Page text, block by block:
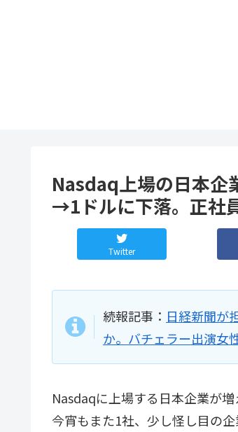
Nasdaq上場の日本企
→1ドルに下落。正社
Twitter
続報記事： 日経新聞が
か。バチェラー出演女
Nasdaqに上場する日本企業が
今宵もまた1社、少し怪し目の